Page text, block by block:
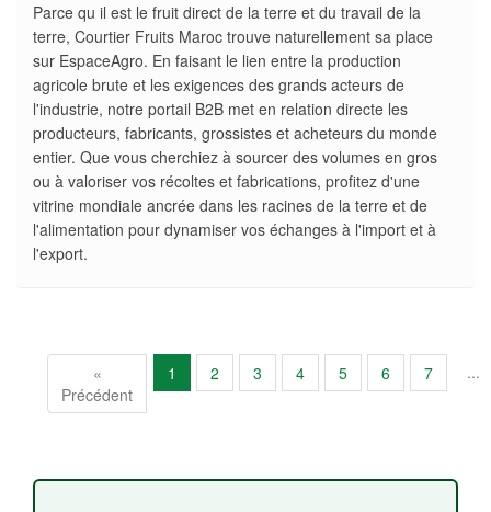
Parce qu il est le fruit direct de la terre et du travail de la
terre, Courtier Fruits Maroc trouve naturellement sa place
sur EspaceAgro. En faisant le lien entre la production
agricole brute et les exigences des grands acteurs de
l'industrie, notre portail B2B met en relation directe les
producteurs, fabricants, grossistes et acheteurs du monde
entier. Que vous cherchiez à sourcer des volumes en gros
ou à valoriser vos récoltes et fabrications, profitez d'une
vitrine mondiale ancrée dans les racines de la terre et de
l'alimentation pour dynamiser vos échanges à l'import et à
l'export.
«
Précédent
1 2 3 4 5 6 7 ...